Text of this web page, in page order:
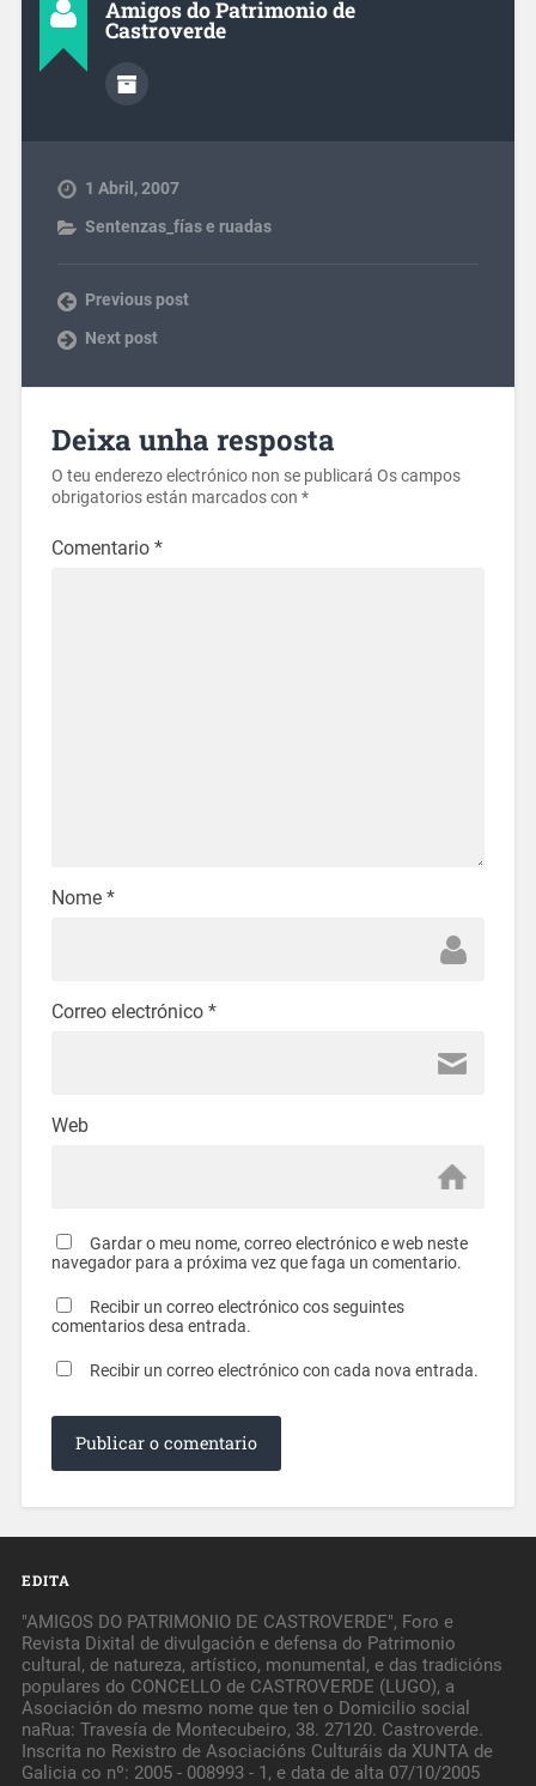
Amigos do Patrimonio de
Castroverde
1 Abril, 2007
Sentenzas_fías e ruadas
Previous post
Next post
Deixa unha resposta
O teu enderezo electrónico non se publicará Os campos
obrigatorios están marcados con *
Comentario *
Nome *
Correo electrónico *
Web
Gardar o meu nome, correo electrónico e web neste
navegador para a próxima vez que faga un comentario.
Recibir un correo electrónico cos seguintes
comentarios desa entrada.
Recibir un correo electrónico con cada nova entrada.
EDITA
"AMIGOS DO PATRIMONIO DE CASTROVERDE", Foro e
Revista Dixital de divulgación e defensa do Patrimonio
cultural, de natureza, artístico, monumental, e das tradicións
populares do CONCELLO de CASTROVERDE (LUGO), a
Asociación do mesmo nome que ten o Domicilio social
naRua: Travesía de Montecubeiro, 38. 27120. Castroverde.
Inscrita no Rexistro de Asociacións Culturáis da XUNTA de
Galicia co nº: 2005 - 008993 - 1, e data de alta 07/10/2005